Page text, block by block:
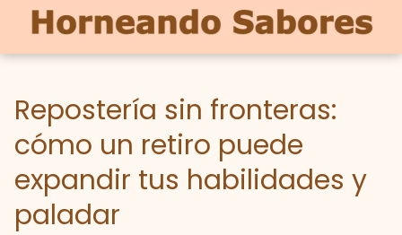
Repostería sin fronteras:
cómo un retiro puede
expandir tus habilidades y
paladar